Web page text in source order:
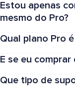
Estou apenas
mesmo do Pro?
Qual plano Pro
E se eu
Que tipo de